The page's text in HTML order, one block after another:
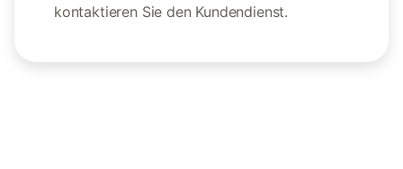
kontaktieren Sie den Kundendienst.